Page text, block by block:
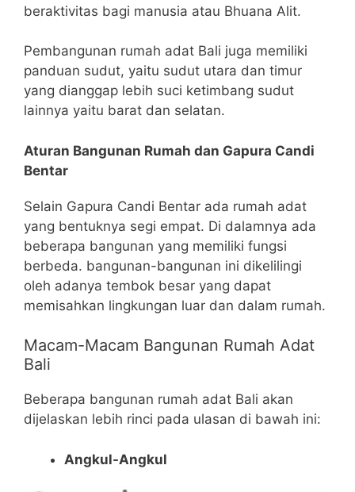
beraktivitas bagi manusia atau Bhuana Alit.
Pembangunan rumah adat Bali juga memiliki
panduan sudut, yaitu sudut utara dan timur
yang dianggap lebih suci ketimbang sudut
lainnya yaitu barat dan selatan.
Aturan Bangunan Rumah dan Gapura Candi
Bentar
Selain Gapura Candi Bentar ada rumah adat
yang bentuknya segi empat. Di dalamnya ada
beberapa bangunan yang memiliki fungsi
berbeda. bangunan-bangunan ini dikelilingi
oleh adanya tembok besar yang dapat
memisahkan lingkungan luar dan dalam rumah.
Macam-Macam Bangunan Rumah Adat
Bali
Beberapa bangunan rumah adat Bali akan
dijelaskan lebih rinci pada ulasan di bawah ini:
Angkul-Angkul